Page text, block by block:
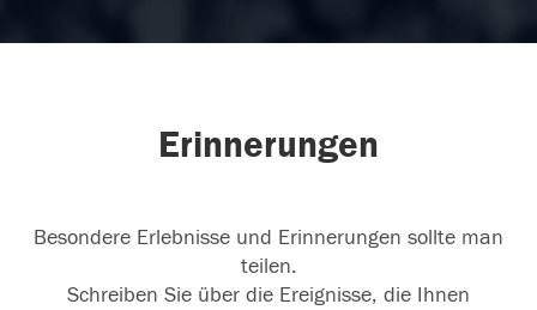
Erinnerungen
Besondere Erlebnisse und Erinnerungen sollte man
teilen.
Schreiben Sie über die Ereignisse, die Ihnen